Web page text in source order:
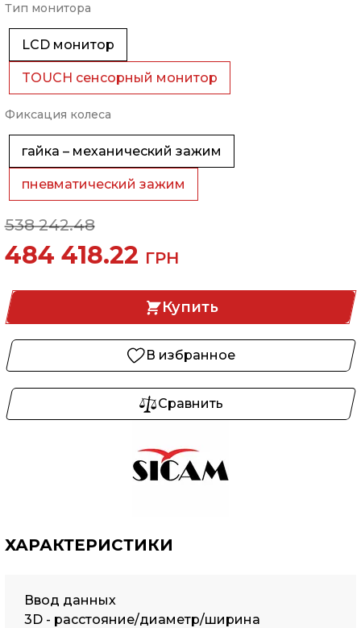
Тип монитора
LCD монитор
TOUCH сенсорный монитор
Фиксация колеса
гайка – механический зажим
пневматический зажим
538 242.48
484 418.22 ГРН
Купить
В избранное
Сравнить
ХАРАКТЕРИСТИКИ
Ввод данных
3D - расстояние/диаметр/ширина